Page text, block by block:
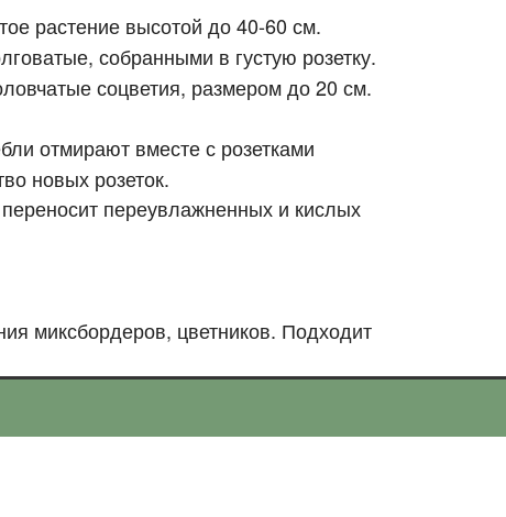
растение высотой до 40-60 см.
собранными в густую розетку.
соцветия, размером до 20 см.
отмирают вместе с розетками
новых розеток.
переувлажненных и кислых
миксбордеров, цветников. Подходит